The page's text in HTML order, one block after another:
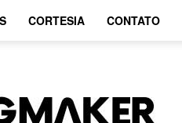
CORTESIA CONTATO